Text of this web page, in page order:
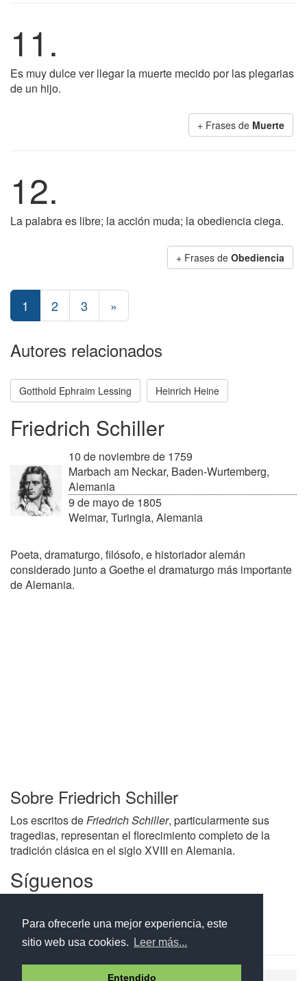
Para ofrecerle una mejor experiencia, este
sitio web usa cookies.
Leer más...
Entendido
11.
Es muy dulce ver llegar la muerte mecido por las plegarias
de un hijo.
+ Frases de Muerte
12.
La palabra es libre; la acción muda; la obediencia ciega.
+ Frases de Obediencia
1 2 3 »
Autores relacionados
Gotthold Ephraim Lessing Heinrich Heine
Friedrich Schiller
10 de noviembre de 1759
Marbach am Neckar, Baden-Wurtemberg,
Alemania
9 de mayo de 1805
Weimar, Turingia, Alemania
Poeta, dramaturgo, filósofo, e historiador alemán
considerado junto a Goethe el dramaturgo más importante
de Alemania.
Sobre Friedrich Schiller
Los escritos deFriedrich Schiller, particularmente sus
tragedias, representan el florecimiento completo de la
tradición clásica en el siglo XVIII en Alemania.
Síguenos